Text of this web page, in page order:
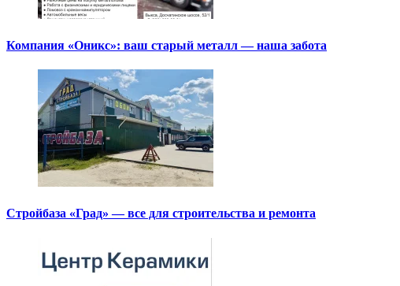
Компания «Оникс»: ваш старый металл — наша забота
Стройбаза «Град» — все для строительства и ремонта